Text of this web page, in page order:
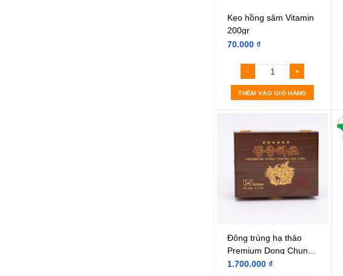
Kẹo hồng sâm Vitamin
200gr
70.000₫
THÊM VÀO GIỎ HÀNG
Đông trùng hạ thảo
Premium Dong Chung
Ha Cho
1.700.000₫